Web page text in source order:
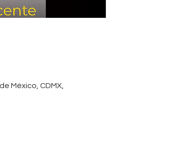
México, CDMX,